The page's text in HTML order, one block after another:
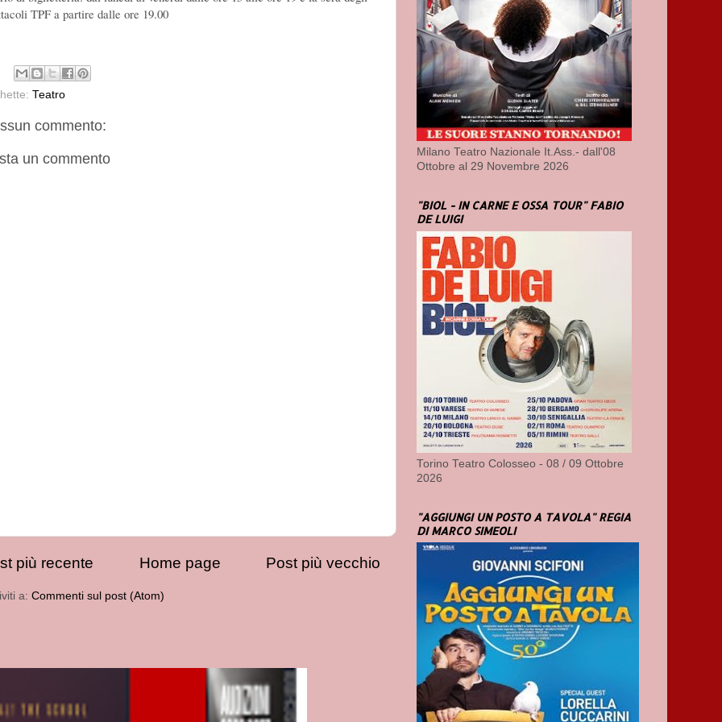
TPF a partire dalle ore 19.00
Teatro
commento:
un commento
più recente Post più vecchio
Home page
a: Commenti sul post (Atom)
Milano Teatro Nazionale It.Ass.- dall'08
Ottobre al 29 Novembre 2026
"BIOL - IN CARNE E OSSA TOUR" FABIO
DE LUIGI
Torino Teatro Colosseo - 08 / 09 Ottobre
2026
"AGGIUNGI UN POSTO A TAVOLA" REGIA
DI MARCO SIMEOLI